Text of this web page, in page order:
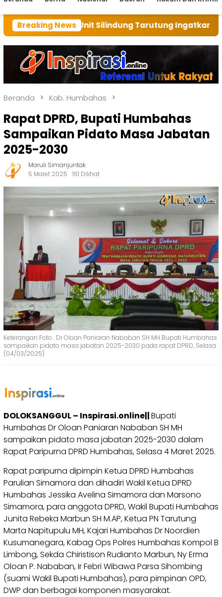
Breaking News
Silindung Tarutung Ingatkan Kebaikan Tuhan
Beranda Kab. Humbahas
Rapat DPRD, Bupati Humbahas
Sampaikan Pidato Masa Jabatan
2025-2030
Maruli Simanjuntak
5 Maret 2025
161 Dilihat
Keterangan Foto : Dr Oloan Paniaran Nababan SH MH Bupati Humbahas
sampaikan pidato masa jabatan 2025-2030 pada rapat DPRD, Selasa
(04/03/2025)
DOLOKSANGGUL – Inspirasi.online||Bupati
Humbahas Dr Oloan Paniaran Nababan SH MH
sampaikan pidato masa jabatan 2025-2030 dalam
Rapat Paripurna DPRD Humbahas, Selasa 4 Maret 2025.
Rapat paripurna dipimpin Ketua DPRD Humbahas
Parulian Simamora dan dihadiri Wakil Ketua DPRD
Humbahas Jessika Avelina Simamora dan Marsono
Simamora, para anggota DPRD, Wakil Bupati Humbahas
Junita Rebeka Marbun SH M.AP, Ketua PN Tarutung
Marta Napitupulu MH, Kajari Humbahas Dr Noordien
Kusumanegara, Kabag Ops Polres Humbahas Kompol B
Limbong, Sekda Chiristison Rudianto Marbun, Ny Erma
Oloan P. Nababan, Ir Febri Wibawa Parsa Sihombing
(suami Wakil Bupati Humbahas), para pimpinan OPD,
DWP dan berbagai komponen masyarakat.